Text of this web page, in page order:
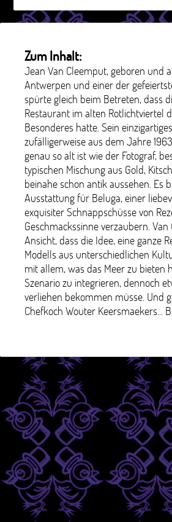
Zum Inhalt:
Jean Van Cleemput, geboren und
Antwerpen und einer der
spürte gleich beim Betreten, dass
Restaurant im alten Rotlichtviertel
Besonderes hatte. Sein
zufälligerweise aus dem Jahre
genau so alt ist wie der Fotograf,
typischen Mischung aus Gold,
beinahe schon antik aussehen. Es
Ausstattung für Beluga, einer
exquisiter Schnappschüsse von
Geschmackssinne verzaubern.
Ansicht, dass die Idee, eine ganze
Modells aus unterschiedlichen
mit allem, was das Meer zu bieten
Szenario zu integrieren, dennoch
verliehen bekommen müsse. Und
Chefkoch Wouter Keersmaekers...